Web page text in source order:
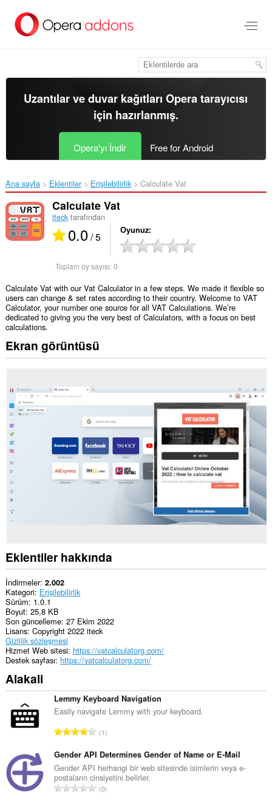
içeriğe
Uzantılar ve duvar kağıtlarıOpera tarayıcısı
için hazırlanmış.
Opera'yı İndir Free for Android
Ana sayfa Eklentiler Erişilebilirlik Calculate Vat‎
Calculate Vat
itecktarafından
0.0/ 5 Oyunuz
Toplam oy sayısı:0
Calculate Vat with our Vat Calculator in a few steps. We made it flexible so
users can change & set rates according to their country. Welcome to VAT
Calculator, your number one source for all VAT Calculations. We’re
dedicated to giving you the very best of Calculators, with a focus on best
calculations.
Ekran görüntüsü
Eklentiler hakkında
İndirmeler 2.002
Kategori Erişilebilirlik
Sürüm 1.0.1
Boyut 25,8 KB
Son güncelleme 27 Ekim 2022
Lisans Copyright 2022 iteck
Gizlilik sözleşmesi
Hizmet Web sitesi https://vatcalculatorg.com/
Destek sayfası https://vatcalculatorg.com/
Alakali
Lemmy Keyboard Navigation
Easily navigate Lemmy with your keyboard.
T
p
a
m
1
Gender API Determines Gender of Name or E-Mail
Gender API herhangi bir web sitesinde isimlerin veya e-
postaların cinsiyetini belirler.
T0